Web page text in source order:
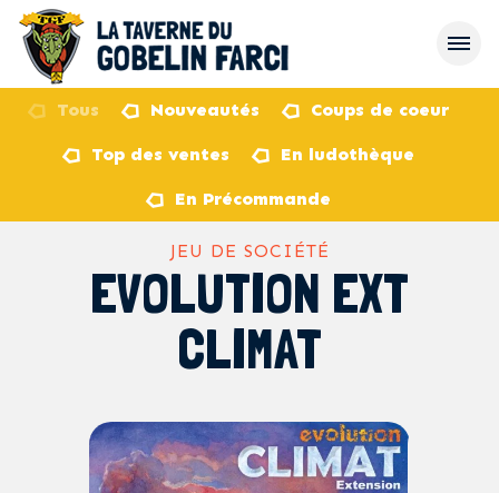
Tous Nouveautés Coups de coeur
Top des ventes En ludothèque
En Précommande
JEU DE SOCIÉTÉ
EVOLUTION EXT
CLIMAT